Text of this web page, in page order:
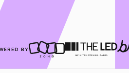
BY